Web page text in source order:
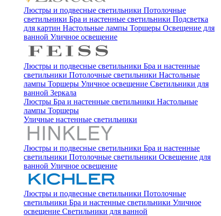
Люстры и подвесные светильники Потолочные
светильники Бра и настенные светильники Подсветка
для картин Настольные лампы Торшеры Освещение для
ванной Уличное освещение
Люстры и подвесные светильники Бра и настенные
светильники Потолочные светильники Настольные
лампы Торшеры Уличное освещение Светильники для
ванной Зеркала
Люстры Бра и настенные светильники Настольные
лампы Торшеры
Уличные настенные светильники
Люстры и подвесные светильники Бра и настенные
светильники Потолочные светильники Освещение для
ванной Уличное освещение
Люстры и подвесные светильники Потолочные
светильники Бра и настенные светильники Уличное
освещение Светильники для ванной